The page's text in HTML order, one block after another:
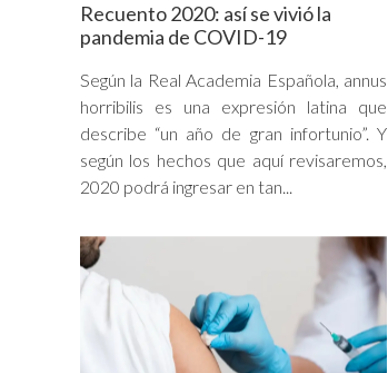
Recuento 2020: así se vivió la
pandemia de COVID-19
Según la Real Academia Española, annus
horribilis es una expresión latina que
describe “un año de gran infortunio”. Y
según los hechos que aquí revisaremos,
2020 podrá ingresar en tan...